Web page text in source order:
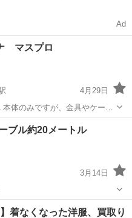
Ad
マスプロ
4月29日
体のみですが、金具やケーブ
りますが、欲しい方はご相談
ー駅
ブル約20メートル
3月14日
ケーブル
着なくなった洋服、買取り